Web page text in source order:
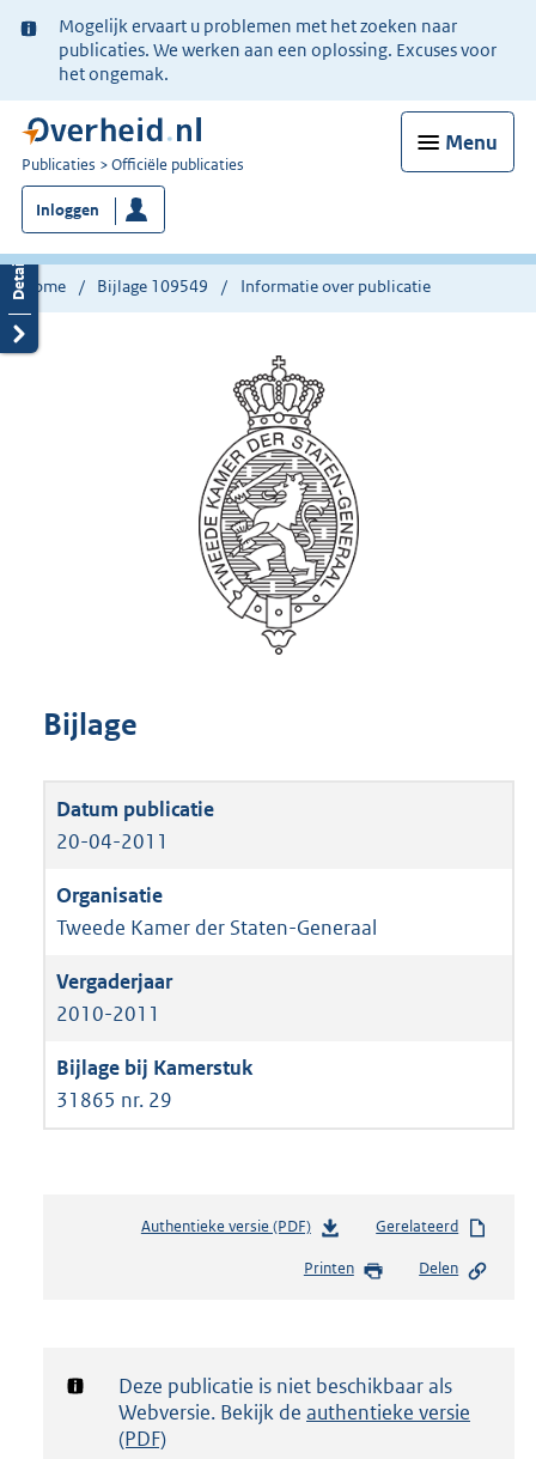
Ter
informatie:
Mogelijk ervaart u problemen met het zoeken naar
publicaties. We werken aan een oplossing. Excuses voor
het ongemak.
Menu
U
bent
nu
hier:
Publicaties Officiële publicaties
Inloggen
Home Bijlage 109549 Informatie over publicatie
Bijlage
20-04-2011
Tweede Kamer der Staten-Generaal
2010-2011
31865 nr. 29
Authentieke versie (PDF)b
s
d
g
Gerelateerd
Printen Delen
Notificatie:
Deze publicatie is niet beschikbaar als
Webversie. Bekijk de authentieke versie
(PDF)